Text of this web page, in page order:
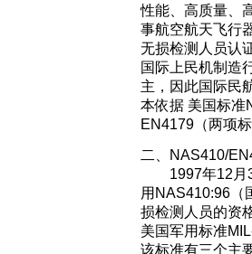
性能、高质量、
事航空航天飞行
无损检测人员认
国际上民机制造
主，因此国际民
本依据 美国标准
EN4179（两项
二、NAS410/
1997年12月
用NAS410:96（
损检测人员的资
美国军用标准
该标准有三个主